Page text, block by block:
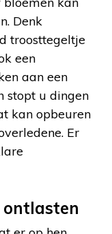
Denk
troosttegeltje
een
aan een
stopt u dingen
kan opbeuren
Er